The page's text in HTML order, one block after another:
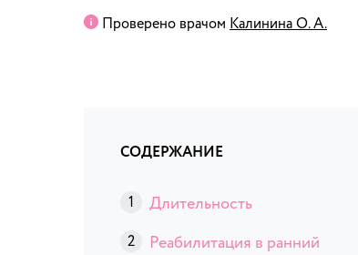
Проверено врачом Калинина О. А.
СОДЕРЖАНИЕ
Длительность
Реабилитация в ранний